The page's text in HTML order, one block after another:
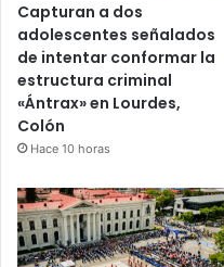
Capturan a dos
adolescentes señalados
de intentar conformar la
estructura criminal
«Ántrax» en Lourdes,
Colón
Hace 10 horas